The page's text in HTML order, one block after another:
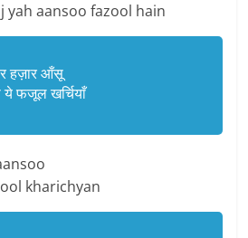
yah aansoo fazool hain
हज़ार आँसू
फजूल खर्चियाँ
kharichyan